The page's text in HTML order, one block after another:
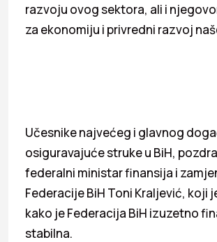
razvoju ovog sektora, ali i
za ekonomiju i privredni razvoj
Učesnike najvećeg i glavnog
osiguravajuće struke u BiH,
federalni ministar finansija i
Federacije BiH Toni Kraljević, koji
kako je Federacija BiH izuzetno
stabilna.